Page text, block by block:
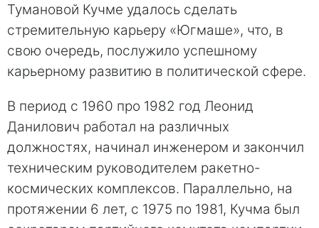
Тумановой Кучме удалось сделать
стремительную карьеру «Югмаше», что, в
свою очередь, послужило успешному
карьерному развитию в политической сфере.
В период с 1960 про 1982 год Леонид
Данилович работал на различных
должностях, начинал инженером и закончил
техническим руководителем ракетно-
космических комплексов. Параллельно, на
протяжении 6 лет, с 1975 по 1981, Кучма был